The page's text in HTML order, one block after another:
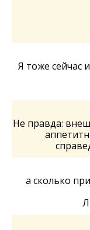
Я тоже сейчас
Не правда:
а сколько